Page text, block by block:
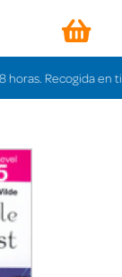
Recogida en